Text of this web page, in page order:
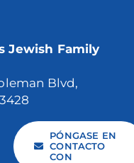
Jewish Family
Blvd,
PÓNGASE EN
CONTACTO
CON